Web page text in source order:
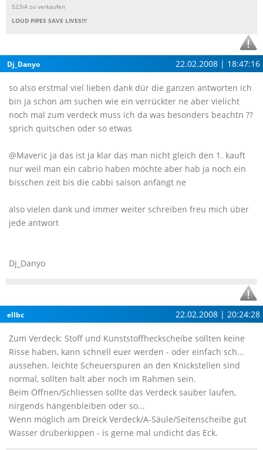
523iA zu verkaufen
LOUD PIPES SAVE LIVES!!!
Dj_Danyo 22.02.2008 | 18:47:16
so also erstmal viel lieben dank dür die ganzen antworten ich
bin ja schon am suchen wie ein verrückter ne aber vielicht
noch mal zum verdeck muss ich da was besonders beachtn ??
sprich quitschen oder so etwas
@Maveric ja das ist ja klar das man nicht gleich den 1. kauft
nur weil man ein cabrio haben möchte aber hab ja noch ein
bisschen zeit bis die cabbi saison anfängt ne
also vielen dank und immer weiter schreiben freu mich über
jede antwort
Dj_Danyo
ellbc 22.02.2008 | 20:24:28
Zum Verdeck: Stoff und Kunststoffheckscheibe sollten keine
Risse haben, kann schnell euer werden - oder einfach sch...
aussehen. leichte Scheuerspuren an den Knickstellen sind
normal, sollten halt aber noch im Rahmen sein.
Beim Öffnen/Schliessen sollte das Verdeck sauber laufen,
nirgends hängenbleiben oder so...
Wenn möglich am Dreick Verdeck/A-Säule/Seitenscheibe gut
Wasser drüberkippen - is gerne mal undicht das Eck.